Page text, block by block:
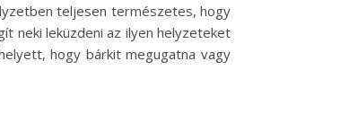
teljesen természetes, hogy
neki leküzdeni az ilyen helyzeteket
hogy bárkit megugatna vagy